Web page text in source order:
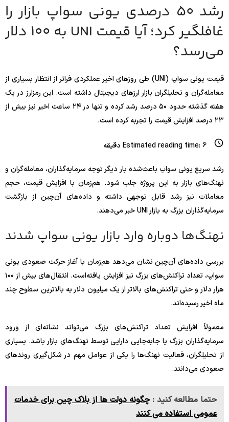
رشد ۵۰ درصدی یونی سواپ بازار را
غافلگیر کرد؛ آیا قیمت UNI به ۱۰۰ دلار
می‌رسد؟
قیمت یونی سواپ (UNI) طی روزهای اخیر عملکردی فراتر از انتظار بسیاری از
معامله‌گران و تحلیلگران بازار ارزهای دیجیتال داشته است. این رمزارز در یک
هفته گذشته حدود ۵۰ درصد رشد کرده و تنها در ۲۴ ساعت اخیر نیز بیش از
۲۳ درصد افزایش قیمت را تجربه کرده است.
Estimated reading time: 6 دقیقه
رشد سریع یونی سواپ باعث‌شده بار دیگر توجه سرمایه‌گذاران، معامله‌گران و
نهنگ‌های بازار به این پروژه جلب شود. هم‌زمان با افزایش قیمت، حجم
معاملات نیز رشد قابل توجهی داشته و داده‌های آن‌چین از بازگشت
سرمایه‌گذاران بزرگ به بازار UNI خبر می‌دهند.
نهنگ‌ها دوباره وارد بازار یونی سواپ شدند
بررسی داده‌های آن‌چین نشان می‌دهد هم‌زمان با آغاز حرکت صعودی یونی
سواپ، تعداد تراکنش‌های بزرگ نیز افزایش یافته‌است. انتقال‌های بیش از ۱۰۰
هزار دلار و حتی تراکنش‌های بالاتر از یک میلیون دلار به بالاترین سطوح چند
ماه اخیر رسیده‌اند.
معمولاً افزایش تعداد تراکنش‌های بزرگ می‌تواند نشانه‌ای از ورود
سرمایه‌گذاران بزرگ یا جابه‌جایی دارایی توسط نهنگ‌های بازار باشد. بسیاری
از تحلیلگران، فعالیت نهنگ‌ها را یکی از عوامل مهم در شکل‌گیری روندهای
صعودی می‌دانند.
حتما مطالعه کنید : چگونه دولت ها از بلاک چین برای خدمات
عمومی استفاده می کنند